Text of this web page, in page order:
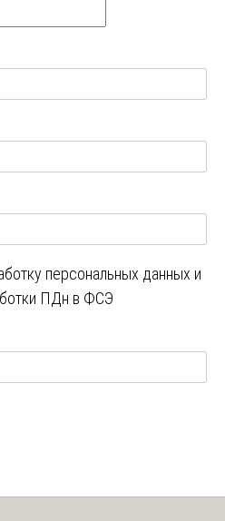
персональных данных и
ПДн в ФСЭ